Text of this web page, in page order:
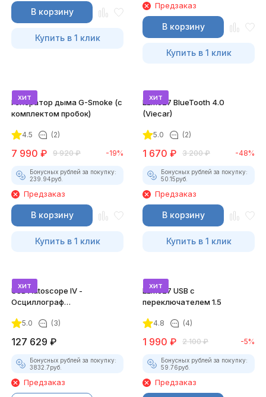
В корзину
Купить в 1 клик
Предзаказ
В корзину
Купить в 1 клик
хит
Генератор дыма G-Smoke (c
комплектом пробок)
4.5 (2)
7 990 ₽ 9 920 ₽ -19%
Бонусных рублей за покупку:
239.94руб.
Предзаказ
В корзину
Купить в 1 клик
хит
ELM327 BlueTooth 4.0
(Viecar)
5.0 (2)
1 670 ₽ 3 200 ₽ -48%
Бонусных рублей за покупку:
50.15руб.
Предзаказ
В корзину
Купить в 1 клик
хит
USB Autoscope IV -
Осциллограф
комплект)
5.0 (3)
127 629 ₽
Бонусных рублей за покупку:
3832.7руб.
Предзаказ
хит
ELM327 USB с
переключателем 1.5
4.8 (4)
1 990 ₽ 2 100 ₽ -5%
Бонусных рублей за покупку:
59.76руб.
Предзаказ